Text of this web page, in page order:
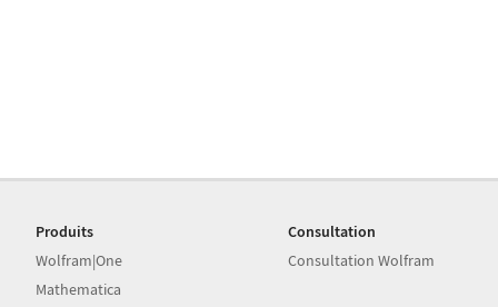
Produits
Wolfram|One
Mathematica
Consultation
Consultation Wolfram